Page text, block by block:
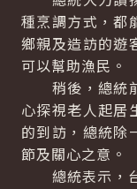
種烹調方式，都
鄉親及造訪的遊
可以幫助漁民。
稍後，總統前
心探視老人起居
的到訪，總統除
節及關心之意。
總統表示，台